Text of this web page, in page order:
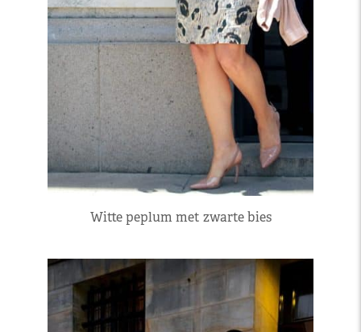
Witte peplum met zwarte bies